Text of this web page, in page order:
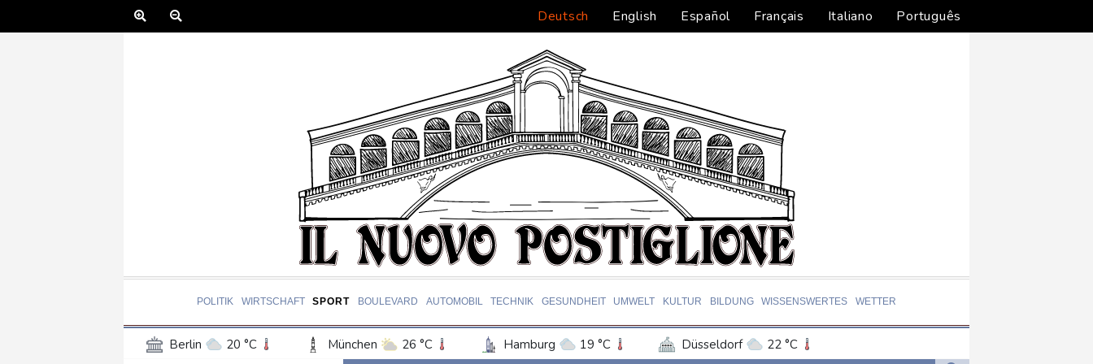
Deutsch English Español Français Italiano Português
POLITIK WIRTSCHAFT SPORT BOULEVARD AUTOMOBIL TECHNIK GESUNDHEIT UMWELT KULTUR BILDUNG WISSENSWERTES WETTER
Berlin 20 °C München 26 °C Hamburg 19 °C Düsseldorf
22 °C